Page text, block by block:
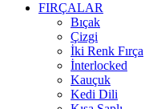
FIRÇALAR
Bıçak
Çizgi
İki Renk Fırça
İnterlocked
Kauçuk
Kedi Dili